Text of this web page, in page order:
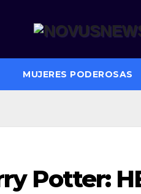
MUJERES PODEROSAS
Potter: